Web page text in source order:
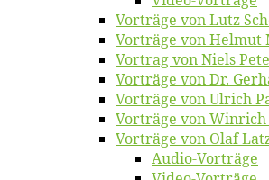
Vor­trä­ge von Lutz
Vor­trä­ge von Hel­mut
Vor­trag von Niels
Vor­trä­ge von Dr.
Vor­trä­ge von Ul­rich
Vor­trä­ge von Win­rich
Vor­trä­ge von Olaf
Au­dio-Vor­trä­ge